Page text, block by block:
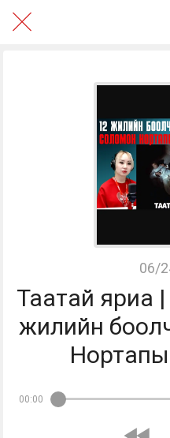
06/
Таатай яриа
жилийн
00:00